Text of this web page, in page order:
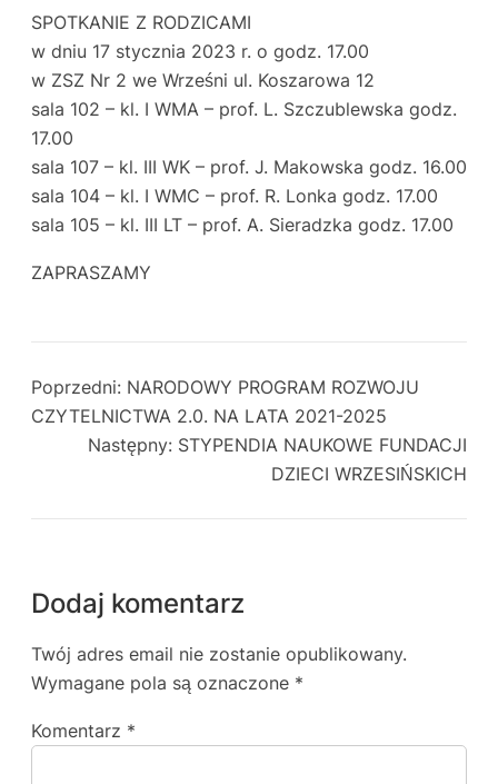
SPOTKANIE Z RODZICAMI
w dniu 17 stycznia 2023 r. o godz. 17.00
w ZSZ Nr 2 we Wrześni ul. Koszarowa 12
sala 102 – kl. I WMA – prof. L. Szczublewska godz.
17.00
sala 107 – kl. III WK – prof. J. Makowska godz. 16.00
sala 104 – kl. I WMC – prof. R. Lonka godz. 17.00
sala 105 – kl. III LT – prof. A. Sieradzka godz. 17.00
ZAPRASZAMY
Poprzedni: NARODOWY PROGRAM ROZWOJU
CZYTELNICTWA 2.0. NA LATA 2021-2025
Następny: STYPENDIA NAUKOWE FUNDACJI
DZIECI WRZESIŃSKICH
Dodaj komentarz
Twój adres email nie zostanie opublikowany.
Wymagane pola są oznaczone *
Komentarz *